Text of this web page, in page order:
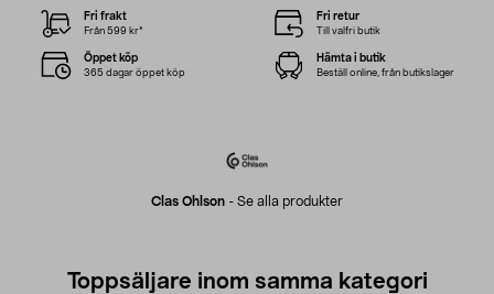
Clas Ohlson - Se alla produkter
Fri frakt
Från 599 kr*
Fri retur
Till valfri butik
Öppet köp
365 dagar öppet köp
Hämta i butik
Beställ online, från butikslager
Toppsäljare inom samma kategori